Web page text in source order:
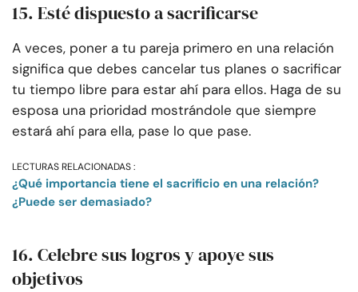
15. Esté dispuesto a sacrificarse
A veces, poner a tu pareja primero en una relación
significa que debes cancelar tus planes o sacrificar
tu tiempo libre para estar ahí para ellos. Haga de su
esposa una prioridad mostrándole que siempre
estará ahí para ella, pase lo que pase.
LECTURAS RELACIONADAS :
¿Qué importancia tiene el sacrificio en una relación?
¿Puede ser demasiado?
16. Celebre sus logros y apoye sus
objetivos